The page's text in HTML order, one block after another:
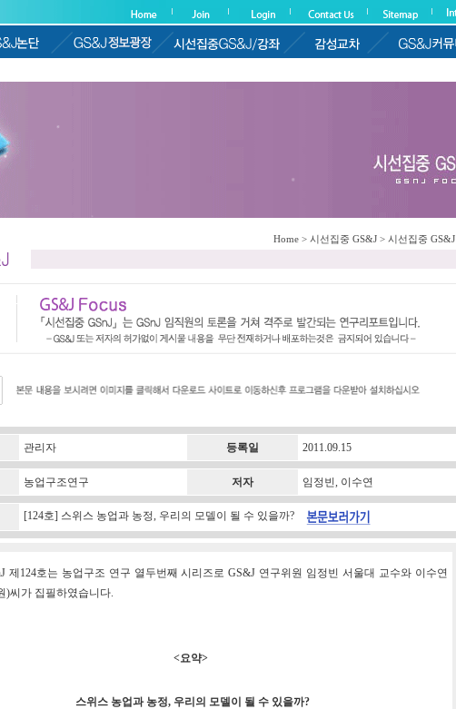
Home > 시선집중 GS&J > 시선집중 GS&J
관리자 등록일 2011.09.15
농업구조연구 저자 임정빈, 이수연
[124호] 스위스 농업과 농정, 우리의 모델이 될 수 있을까?
제124호는 농업구조 연구 열두번째 시리즈로 GS&J 연구위원 임정빈 서울대 교수와 이수연
)씨가 집필하였습니다.
<요약>
스위스 농업과 농정, 우리의 모델이 될 수 있을까?